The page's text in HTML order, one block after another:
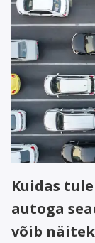
Kuidas
autoga
võib